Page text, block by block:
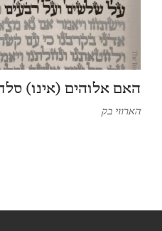
האם אלוהים (אינו)
הארווי בק